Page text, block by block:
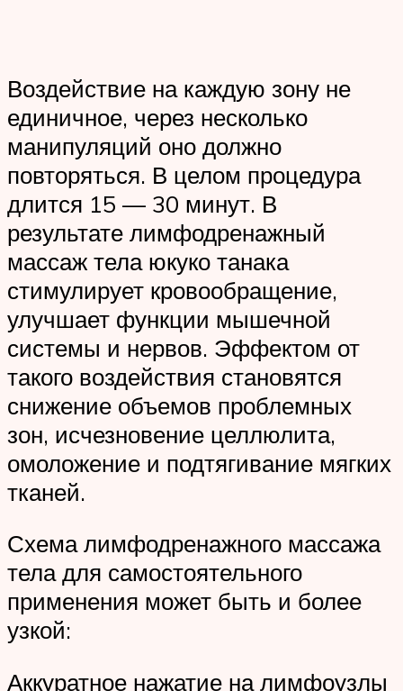
Воздействие на каждую зону не
единичное, через несколько
манипуляций оно должно
повторяться. В целом процедура
длится 15 — 30 минут. В
результате лимфодренажный
массаж тела юкуко танака
стимулирует кровообращение,
улучшает функции мышечной
системы и нервов. Эффектом от
такого воздействия становятся
снижение объемов проблемных
зон, исчезновение целлюлита,
омоложение и подтягивание мягких
тканей.
Схема лимфодренажного массажа
тела для самостоятельного
применения может быть и более
узкой:
Аккуратное нажатие на лимфоузлы